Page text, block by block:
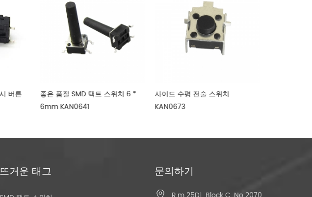
버튼
좋은 품질 SMD 택트 스위치 6 *
6mm KAN0641
사이드 수평 전술 스위치
KAN0673
뜨거운 태그 문의하기